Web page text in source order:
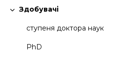
Collapse
Здобувачі
ступеня доктора наук
PhD